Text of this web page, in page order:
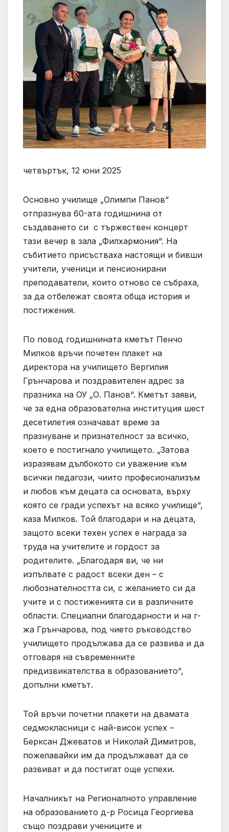
четвъртък, 12 юни 2025
Основно училище „Олимпи Панов“
отпразнува 60-ата годишнина от
създаването си с тържествен концерт
тази вечер в зала „Филхармония“. На
събитието присъстваха настоящи и бивши
учители, ученици и пенсионирани
преподаватели, които отново се събраха,
за да отбележат своята обща история и
постижения.
По повод годишнината кметът Пенчо
Милков връчи почетен плакет на
директора на училището Вергилия
Грънчарова и поздравителен адрес за
празника на ОУ „О. Панов“. Кметът заяви,
че за една образователна институция шест
десетилетия означават време за
празнуване и признателност за всичко,
което е постигнало училището. „Затова
изразявам дълбокото си уважение към
всички педагози, чиито професионализъм
и любов към децата са основата, върху
която се гради успехът на всяко училище“,
каза Милков. Той благодари и на децата,
защото всеки техен успех е награда за
труда на учителите и гордост за
родителите. „Благодаря ви, че ни
изпълвате с радост всеки ден – с
любознателността си, с желанието си да
учите и с постиженията си в различните
области. Специални благодарности и на г-
жа Грънчарова, под чието ръководство
училището продължава да се развива и да
отговаря на съвременните
предизвикателства в образованието“,
допълни кметът.
Той връчи почетни плакети на двамата
седмокласници с най-висок успех –
Берксан Джеватов и Николай Димитров,
пожелавайки им да продължават да се
развиват и да постигат още успехи.
Началникът на Регионалното управление
на образованието д-р Росица Георгиева
също поздрави учениците и